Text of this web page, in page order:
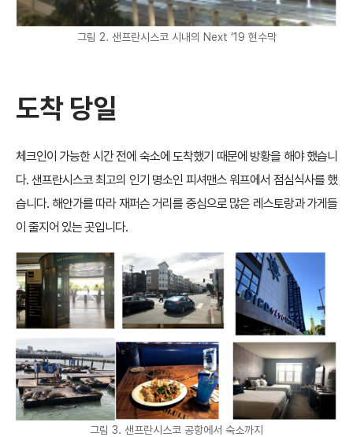
그림 2. 샌프란시스코 시내의 Next ‘19 현수막
도착 당일
체크인이 가능한 시간 전에 숙소에 도착했기 때문에 방황을 해야 했습니
다. 샌프란시스코 최고의 인기 명소인 피셔맨스 워프에서 점심식사를 했
습니다. 해안가를 따라 재퍼슨 거리를 중심으로 많은 레스토랑과 가게들
이 줄지어 있는 곳입니다.
그림 3. 샌프란시스코 공항에서 숙소까지